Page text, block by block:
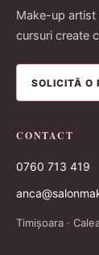
Make-up artist
cursuri create
SOLICITĂ O
CONTACT
0760 713 419
Timișoara ·